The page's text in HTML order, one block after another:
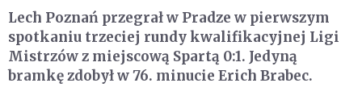
Lech Poznań przegrał w Pradze w pierwszym
spotkaniu trzeciej rundy kwalifikacyjnej Ligi
Mistrzów z miejscową Spartą 0:1. Jedyną
bramkę zdobył w 76. minucie Erich Brabec.